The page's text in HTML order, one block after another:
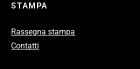
STAMPA
Rassegna stampa
Contatti